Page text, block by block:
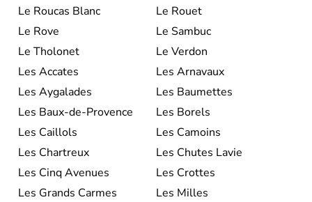
Le Roucas Blanc
Le Rouet
Le Rove
Le Sambuc
Le Tholonet
Le Verdon
Les Accates
Les Arnavaux
Les Aygalades
Les Baumettes
Les Baux-de-Provence
Les Borels
Les Caillols
Les Camoins
Les Chartreux
Les Chutes Lavie
Les Cinq Avenues
Les Crottes
Les Grands Carmes
Les Milles